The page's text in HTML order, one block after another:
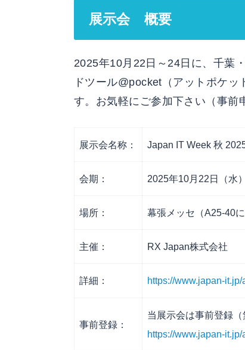
展示会 概要
2025年10月22日～24日に、千葉
ドツール@pocket（アットポケ
す。お気軽にご参加下さい（事前
展示会名称： Japan IT Week 秋
会期： 2025年10月22日（
場所： 幕張メッセ（A25-40に
主催： RX Japan株式会社
詳細： https://www.japan-it.jp/
事前登録：
当展示会は事前登録
https://www.japan-